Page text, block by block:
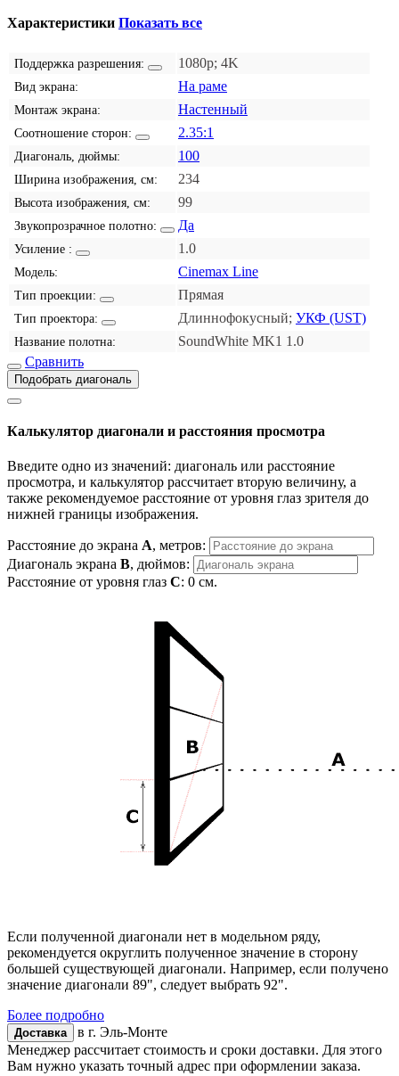
Характеристики Показать все
Поддержка разрешения: 1080p; 4K
Вид экрана: На раме
Монтаж экрана: Настенный
Соотношение сторон: 2.35:1
Диагональ, дюймы: 100
Ширина изображения, см: 234
Высота изображения, см: 99
Звукопрозрачное полотно: Да
Усиление : 1.0
Модель: Cinemax Line
Тип проекции: Прямая
Тип проектора: Длиннофокусный; УКФ (UST)
Название полотна:
SoundWhite MK1 1.0
Сравнить
Подобрать диагональ
Калькулятор диагонали и расстояния просмотра
Введите одно из значений: диагональ или расстояние
просмотра, и калькулятор рассчитает вторую величину, а
также рекомендуемое расстояние от уровня глаз зрителя до
нижней границы изображения.
Расстояние до экрана A, метров:
Диагональ экрана B, дюймов:
Расстояние от уровня глаз C: 0 см.
Если полученной диагонали нет в модельном ряду,
рекомендуется округлить полученное значение в сторону
большей существующей диагонали. Например, если получено
значение диагонали 89", следует выбрать 92".
Более подробно
Доставка в г. Эль-Монте
Менеджер рассчитает стоимость и сроки доставки. Для этого
Вам нужно указать точный адрес при оформлении заказа.